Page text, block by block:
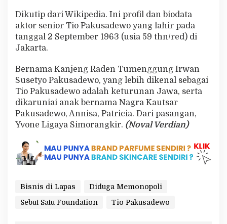
Dikutip dari Wikipedia. Ini profil dan biodata
aktor senior Tio Pakusadewo yang lahir pada
tanggal 2 September 1963 (usia 59 thn/red) di
Jakarta.
Bernama Kanjeng Raden Tumenggung Irwan
Susetyo Pakusadewo, yang lebih dikenal sebagai
Tio Pakusadewo adalah keturunan Jawa, serta
dikaruniai anak bernama Nagra Kautsar
Pakusadewo, Annisa, Patricia. Dari pasangan,
Yvone Ligaya Simorangkir. (Noval Verdian)
Bisnis di Lapas
Diduga Memonopoli
Sebut Satu Foundation
Tio Pakusadewo